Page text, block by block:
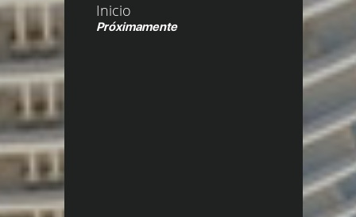
Operaciones
Inicio
Próximamente